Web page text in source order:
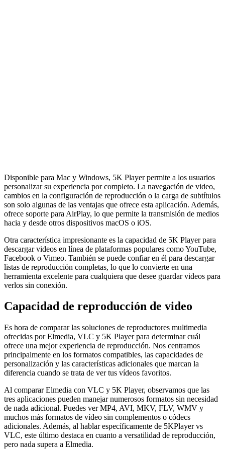
Disponible para Mac y Windows, 5K Player permite a los usuarios
personalizar su experiencia por completo. La navegación de video,
cambios en la configuración de reproducción o la carga de subtítulos
son solo algunas de las ventajas que ofrece esta aplicación. Además,
ofrece soporte para AirPlay, lo que permite la transmisión de medios
hacia y desde otros dispositivos macOS o iOS.
Otra característica impresionante es la capacidad de 5K Player para
descargar videos en línea de plataformas populares como YouTube,
Facebook o Vimeo. También se puede confiar en él para descargar
listas de reproducción completas, lo que lo convierte en una
herramienta excelente para cualquiera que desee guardar videos para
verlos sin conexión.
Capacidad de reproducción de video
Es hora de comparar las soluciones de reproductores multimedia
ofrecidas por Elmedia, VLC y 5K Player para determinar cuál
ofrece una mejor experiencia de reproducción. Nos centramos
principalmente en los formatos compatibles, las capacidades de
personalización y las características adicionales que marcan la
diferencia cuando se trata de ver tus vídeos favoritos.
Al comparar Elmedia con VLC y 5K Player, observamos que las
tres aplicaciones pueden manejar numerosos formatos sin necesidad
de nada adicional. Puedes ver MP4, AVI, MKV, FLV, WMV y
muchos más formatos de vídeo sin complementos o códecs
adicionales. Además, al hablar específicamente de 5KPlayer vs
VLC, este último destaca en cuanto a versatilidad de reproducción,
pero nada supera a Elmedia.